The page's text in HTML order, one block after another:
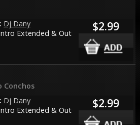
Dj Dany
Extended & Out
$2.99
Conchos
Dj Dany
Extended & Out
$2.99